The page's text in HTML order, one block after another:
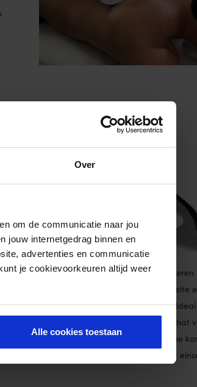
Over
om de communicatie naar jou
jouw internetgedrag binnen en
advertenties en communicatie
je cookievoorkeuren altijd weer
Alle cookies toestaan
FASCIQ® Artist
Stabiles IASTM Tool, das an der unteren
gerade Kante und an der oberen Seite
innen laufenden flachen Rand hat. Ideal
Scannen des Gewebes. Dieses Tool hat
Formen, wie eine konkave Kante, eine
und spitzen Ecken, wodurch es breit